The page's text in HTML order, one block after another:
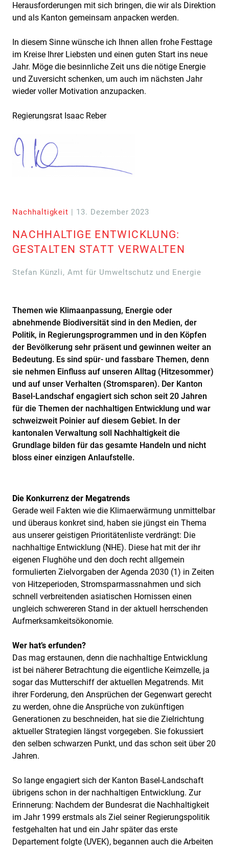
Herausforderungen mit sich bringen, die wir als Direktion
und als Kanton gemeinsam anpacken werden.
In diesem Sinne wünsche ich Ihnen allen frohe Festtage
im Kreise Ihrer Liebsten und einen guten Start ins neue
Jahr. Möge die besinnliche Zeit uns die nötige Energie
und Zuversicht schenken, um auch im nächsten Jahr
wieder voller Motivation anzupacken.
Regierungsrat Isaac Reber
Nachhaltigkeit | 13. Dezember 2023
NACHHALTIGE ENTWICKLUNG:
GESTALTEN STATT VERWALTEN
Stefan Künzli, Amt für Umweltschutz und Energie
Themen wie Klimaanpassung, Energie oder
abnehmende Biodiversität sind in den Medien, der
Politik, in Regierungsprogrammen und in den Köpfen
der Bevölkerung sehr präsent und gewinnen weiter an
Bedeutung. Es sind spür- und fassbare Themen, denn
sie nehmen Einfluss auf unseren Alltag (Hitzesommer)
und auf unser Verhalten (Stromsparen). Der Kanton
Basel-Landschaf engagiert sich schon seit 20 Jahren
für die Themen der nachhaltigen Entwicklung und war
schweizweit Poinier auf diesem Gebiet. In der
kantonalen Verwaltung soll Nachhaltigkeit die
Grundlage bilden für das gesamte Handeln und nicht
bloss einer einzigen Anlaufstelle.
Die Konkurrenz der Megatrends
Gerade weil Fakten wie die Klimaerwärmung unmittelbar
und überaus konkret sind, haben sie jüngst ein Thema
aus unserer geistigen Prioritätenliste verdrängt: Die
nachhaltige Entwicklung (NHE). Diese hat mit der ihr
eigenen Flughöhe und den doch recht allgemein
formulierten Zielvorgaben der Agenda 2030 (1) in Zeiten
von Hitzeperioden, Stromsparmassnahmen und sich
schnell verbreitenden asiatischen Hornissen einen
ungleich schwereren Stand in der aktuell herrschenden
Aufmerksamkeitsökonomie.
Wer hat’s erfunden?
Das mag erstaunen, denn die nachhaltige Entwicklung
ist bei näherer Betrachtung die eigentliche Keimzelle, ja
sogar das Mutterschiff der aktuellen Megatrends. Mit
ihrer Forderung, den Ansprüchen der Gegenwart gerecht
zu werden, ohne die Ansprüche von zukünftigen
Generationen zu beschneiden, hat sie die Zielrichtung
aktueller Strategien längst vorgegeben. Sie fokussiert
den selben schwarzen Punkt, und das schon seit über 20
Jahren.
So lange engagiert sich der Kanton Basel-Landschaft
übrigens schon in der nachhaltigen Entwicklung. Zur
Erinnerung: Nachdem der Bundesrat die Nachhaltigkeit
im Jahr 1999 erstmals als Ziel seiner Regierungspolitik
festgehalten hat und ein Jahr später das erste
Departement folgte (UVEK), begannen auch die Arbeiten